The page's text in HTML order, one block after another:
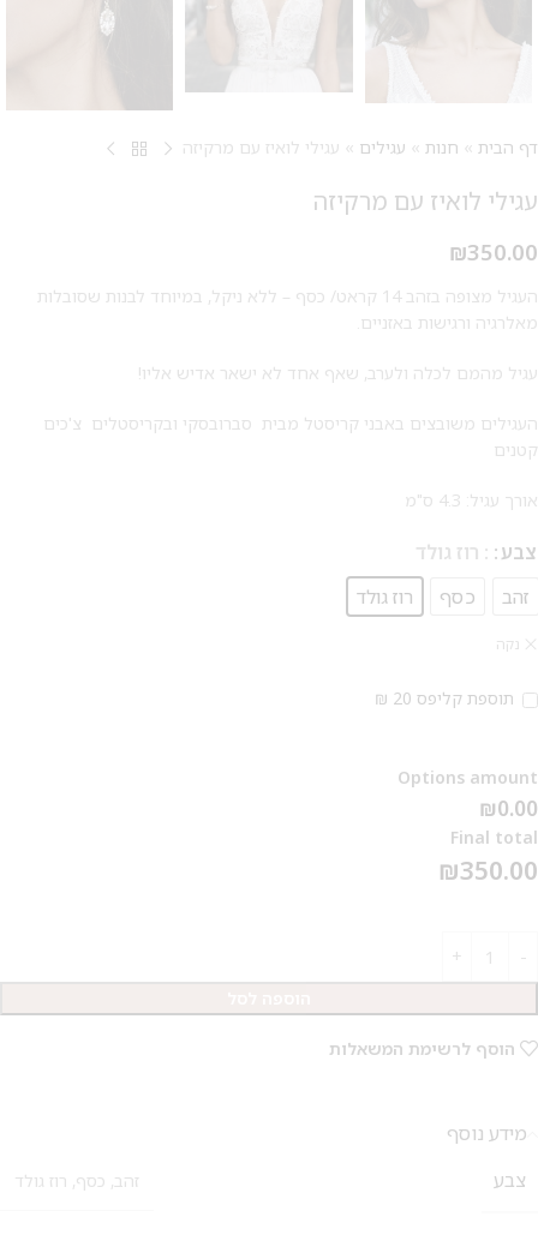
דף הבית » חנות » עגילים » עגילי לואיז עם מרקיזה
עגילי לואיז עם מרקיזה
₪350.00
העגיל מצופה בזהב 14 קראט/ כסף – ללא ניקל, במיוחד לבנות שסובלות
מאלרגיה ורגישות באזניים.
עגיל מהמם לכלה ולערב, שאף אחד לא ישאר אדיש אליו!
העגילים משובצים באבני קריסטל מבית סברובסקי ובקריסטלים צ'כים
קטנים
אורך עגיל: 4.3 ס"מ
צבע : רוז גולד
זהב
כסף רוז גולד
נקה
תוספת קליפס 20 ₪
Options amount
₪0.00
Final total
₪350.00
הוסף לרשימת המשאלות
מידע נוסף
צבע
זהב, כסף, רוז גולד
לקביעת תור לפירסינג ועיצוב